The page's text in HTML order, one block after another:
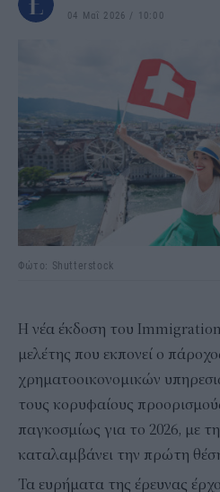
04 Μαΐ 2026
10:00
Φώτο: Shutterstock
Η νέα έκδοση του
μελέτης που εκπονεί ο
χρηματοοικονομικών
τους κορυφαίους
παγκοσμίως για το 2026, με
καταλαμβάνει την πρώτη
Τα ευρήματα της έρευνας